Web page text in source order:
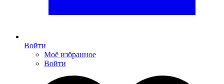
Войти
Моё избранное
Войти